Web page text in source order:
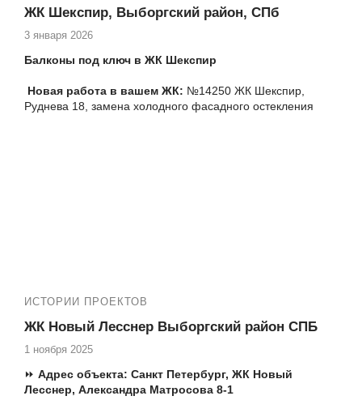
ЖК Шекспир, Выборгский район, СПб
3 января 2026
Балконы под ключ в ЖК Шекспир
Новая работа в вашем ЖК: №14250 ЖК Шекспир,
Руднева 18, замена холодного фасадного остекления
ИСТОРИИ ПРОЕКТОВ
ЖК Новый Лесснер Выборгский район СПБ
1 ноября 2025
⏩ Адрес объекта: Санкт Петербург, ЖК Новый
Лесснер, Александра Матросова 8-1